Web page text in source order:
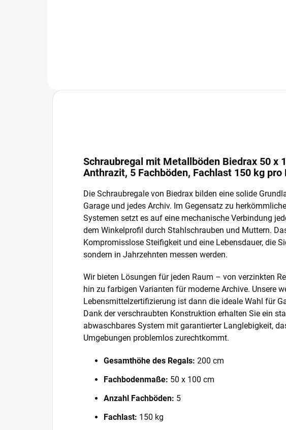
Schraubregal mit Metallböden Biedrax 50 x
Anthrazit, 5 Fachböden, Fachlast 150 kg pro
Die Schraubregale von Biedrax bilden eine solide
Garage und jedes Archiv. Im Gegensatz zu
Systemen setzt es auf eine mechanische Verbindung
dem Winkelprofil durch Stahlschrauben und Muttern.
Kompromisslose Steifigkeit und eine Lebensdauer, die
sondern in Jahrzehnten messen werden.
Wir bieten Lösungen für jeden Raum – von verzinkten
hin zu farbigen Varianten für moderne Archive. Unsere
Lebensmittelzertifizierung ist dann die ideale Wahl für
Dank der verschraubten Konstruktion erhalten Sie ein
abwaschbares System mit garantierter Langlebigkeit,
Umgebungen problemlos zurechtkommt.
Gesamthöhe des Regals: 200 cm
Fachbodenmaße: 50 x 100 cm
Anzahl Fachböden: 5
Fachlast: 150 kg